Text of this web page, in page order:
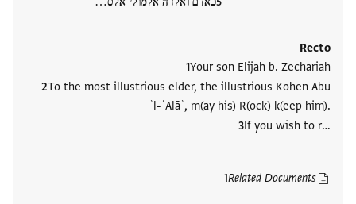
Recto
Your son Elijah b. Zechariah
To the most illustrious elder, the illustrious Kohen Abu
ʾl-ʿAlāʾ, m(ay his) R(ock) k(eep him).
If you wish to r‮…
Related Documents
1